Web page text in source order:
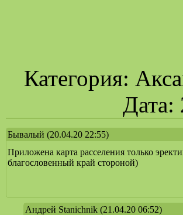
Категория:
Дата:
Бывалый (20.04.20 22:55)
Приложена карта расселения только
благословенный край стороной)
Андрей Stanichnik (21.04.20 06:52)